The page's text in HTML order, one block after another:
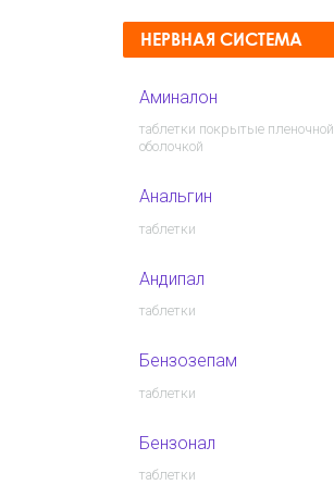
НЕРВНАЯ СИСТЕМА
Аминалон
таблетки покрытые пленочной
оболочкой
Анальгин
таблетки
Андипал
таблетки
Бензозепам
таблетки
Бензонал
таблетки